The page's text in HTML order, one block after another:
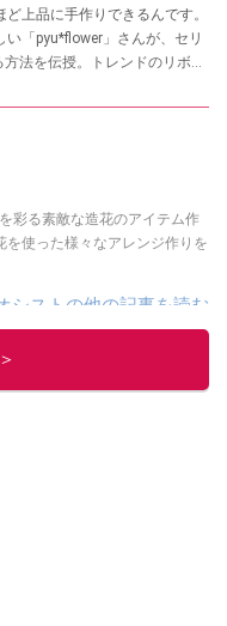
上品に手作りできるんです。
「pyu*flower」さんが、セリ
法を伝授。トレンドのリボン
彩る素敵な造花のアイテム作
使った様々なアレンジ作りを
シストの他の記事を読む